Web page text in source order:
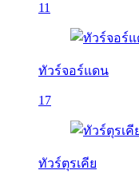
11
ทัวร์จอร์แดน
17
ทัวร์ตุรเคีย